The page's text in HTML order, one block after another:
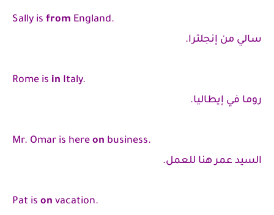
Sally is from England.
سالي من إنجلترا.
Rome is in Italy.
روما في إيطاليا.
Mr. Omar is here on business.
السيد عمر هنا للعمل.
Pat is on vacation.